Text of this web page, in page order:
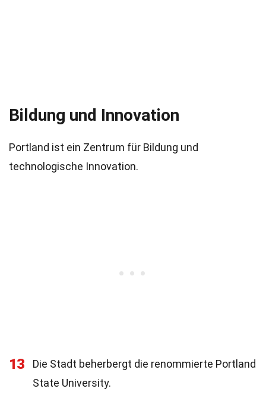
Bildung und Innovation
Portland ist ein Zentrum für Bildung und
technologische Innovation.
13
Die Stadt beherbergt die renommierte Portland
State University.